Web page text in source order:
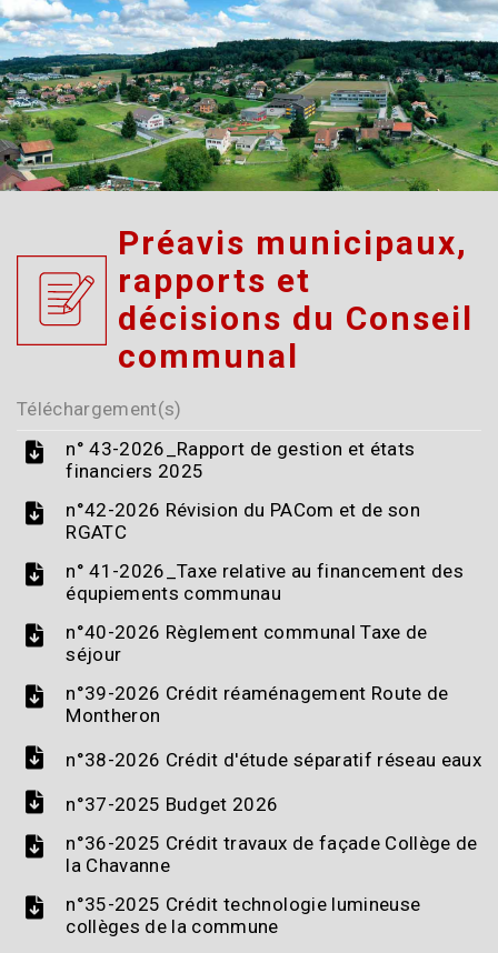
Préavis municipaux,
rapports et
décisions du Conseil
communal
Téléchargement(s)
n° 43-2026_Rapport de gestion et états
financiers 2025
n°42-2026 Révision du PACom et de son
RGATC
n° 41-2026_Taxe relative au financement des
équpiements communau
n°40-2026 Règlement communal Taxe de
séjour
n°39-2026 Crédit réaménagement Route de
Montheron
n°38-2026 Crédit d'étude séparatif réseau eaux
n°37-2025 Budget 2026
n°36-2025 Crédit travaux de façade Collège de
la Chavanne
n°35-2025 Crédit technologie lumineuse
collèges de la commune